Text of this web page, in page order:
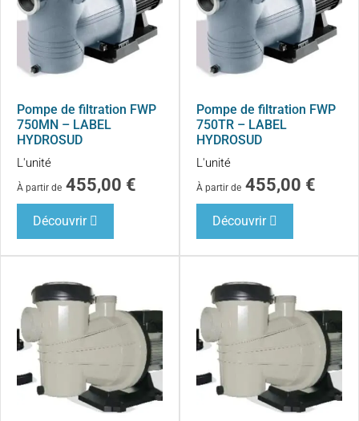
Pompe de filtration FWP
750MN – LABEL
HYDROSUD
L'unité
À partir de 455,00 €
Découvrir
Pompe de filtration FWP
750TR – LABEL
HYDROSUD
L'unité
À partir de 455,00 €
Découvrir